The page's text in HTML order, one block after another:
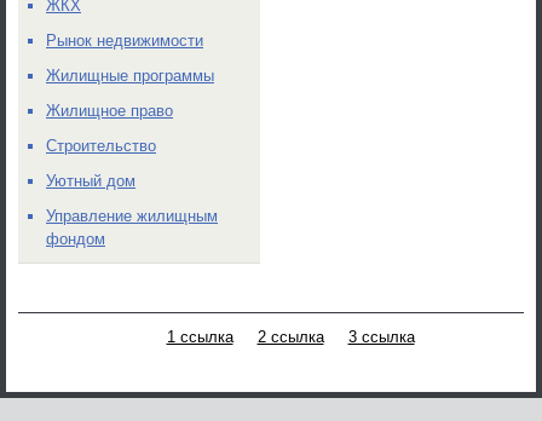
ЖКХ
Рынок недвижимости
Жилищные программы
Жилищное право
Строительство
Уютный дом
Управление жилищным
фондом
1 ссылка 2 ссылка 3 ссылка